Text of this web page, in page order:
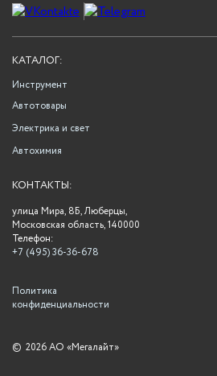
КАТАЛОГ:
Инструмент
Автотовары
Электрика и свет
Автохимия
КОНТАКТЫ:
улица Мира, 8Б, Люберцы,
Московская область, 140000
Телефон:
+7 (495) 36-36-678
Политика
конфиденциальности
© 2026 АО «Мегалайт»